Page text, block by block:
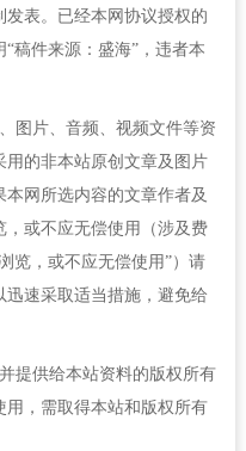
表。已经本网协议授权的
稿件来源：盛海”，违者本
图片、音频、视频文件等资
的非本站原创文章及图片
网所选内容的文章作者及
或不应无偿使用（涉及费
览，或不应无偿使用”）请
迅速采取适当措施，避免给
提供给本站资料的版权所有
用，需取得本站和版权所有